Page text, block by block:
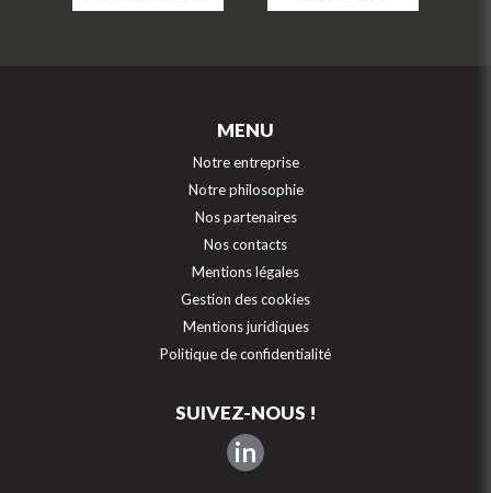
MENU
Notre entreprise
Notre philosophie
Nos partenaires
Nos contacts
Mentions légales
Gestion des cookies
Mentions juridiques
Politique de confidentialité
SUIVEZ-NOUS !
in